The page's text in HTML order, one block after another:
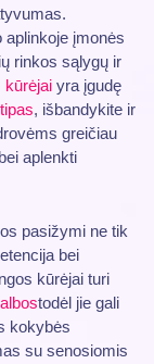
aplinkoje įmonės
rinkos sąlygų ir
kūrėjai yra įgudę
, išbandykite ir
greičiau
aplenkti
pasižymi ne tik
bei
kūrėjai turi
todėl jie gali
kokybės
su senosiomis